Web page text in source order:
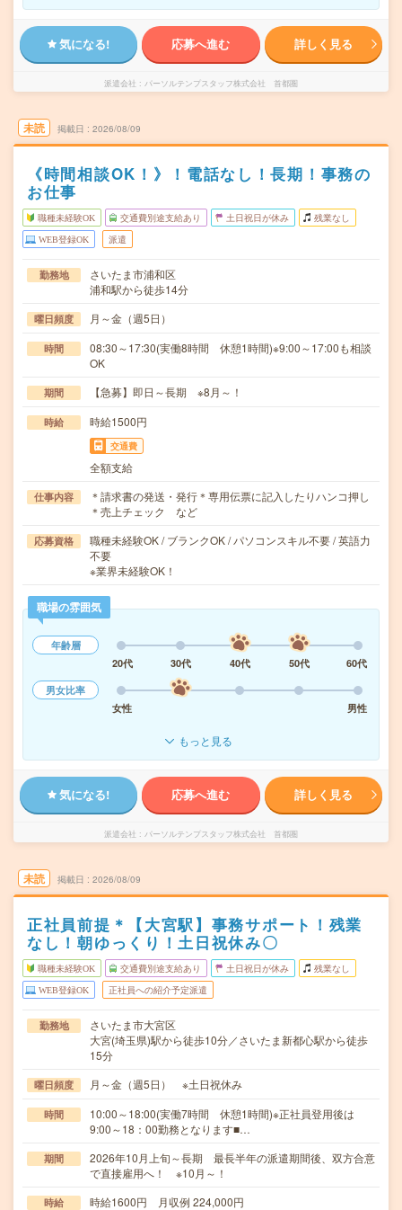
気になる! 応募へ進む 詳しく見る
派遣会社 パーソルテンプスタッフ株式会社 首都圏
未読 掲載日 2026/08/09
《時間相談OK！》！電話なし！長期！事務の
お仕事
職種未経験OK 交通費別途支給あり 土日祝日が休み 残業なし
WEB登録OK 派遣
勤務地
さいたま市浦和区
浦和駅から徒歩14分
曜日頻度 月～金（週5日）
時間
08:30～17:30(実働8時間 休憩1時間)※9:00～17:00も相談
OK
期間 【急募】即日～長期 ※8月～！
時給 時給1500円
交通費
全額支給
仕事内容
＊請求書の発送・発行＊専用伝票に記入したりハンコ押し
＊売上チェック など
応募資格
職種未経験OK / ブランクOK / パソコンスキル不要 / 英語力
不要
※業界未経験OK！
職場の雰囲気
年齢層
20代
30代 40代 50代
60代
男女比率
女性
男性
もっと見る
気になる! 応募へ進む 詳しく見る
派遣会社 パーソルテンプスタッフ株式会社 首都圏
未読 掲載日 2026/08/09
正社員前提＊【大宮駅】事務サポート！残業
なし！朝ゆっくり！土日祝休み〇
職種未経験OK 交通費別途支給あり 土日祝日が休み 残業なし
WEB登録OK 正社員への紹介予定派遣
勤務地
さいたま市大宮区
大宮(埼玉県)駅から徒歩10分／さいたま新都心駅から徒歩
15分
曜日頻度 月～金（週5日） ※土日祝休み
時間
10:00～18:00(実働7時間 休憩1時間)※正社員登用後は
9:00～18：00勤務となります■…
期間
2026年10月上旬～長期 最長半年の派遣期間後、双方合意
で直接雇用へ！ ※10月～！
時給 時給1600円 月収例 224,000円